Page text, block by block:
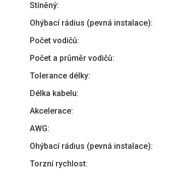
Stíněný:
Ohýbací rádius (pevná instalace):
Počet vodičů:
Počet a průměr vodičů:
Tolerance délky:
Délka kabelu:
Akcelerace:
AWG:
Ohýbací rádius (pevná instalace):
Torzní rychlost: